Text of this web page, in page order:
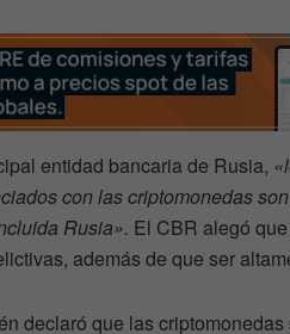
entidad bancaria de Rusia,
con las criptomonedas
Rusia». El CBR alegó
además de que ser
declaró que las